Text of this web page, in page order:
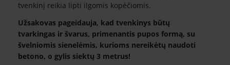
tvenkinį reikia lipti ilgomis kopėčiomis.
Užsakovas pageidauja, kad tvenkinys būtų
tvarkingas ir švarus, primenantis pupos formą, su
švelniomis sienelėmis, kurioms nereikėtų naudoti
betono, o gylis siektų 3 metrus!